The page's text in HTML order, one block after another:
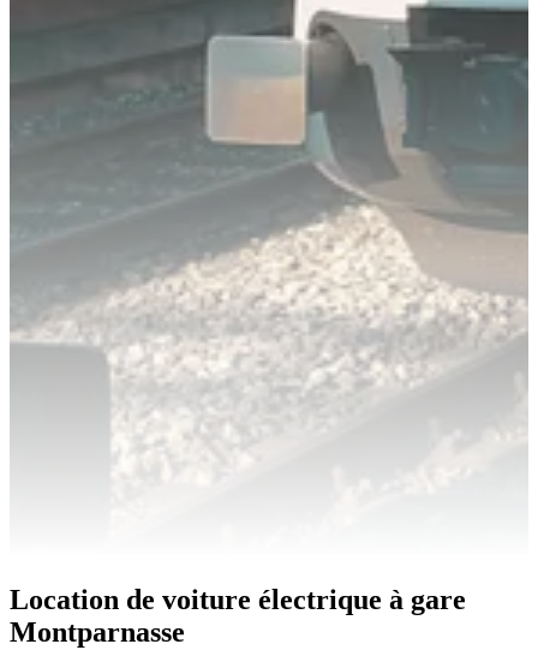
Location de voiture électrique à gare
Montparnasse